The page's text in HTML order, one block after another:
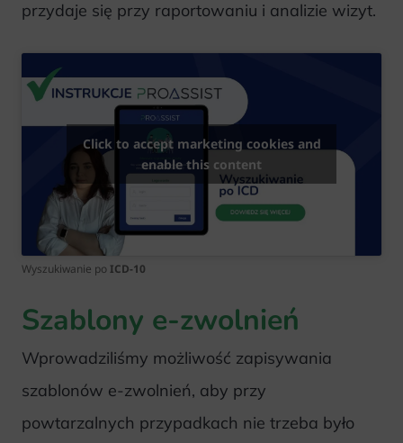
przydaje się przy raportowaniu i analizie wizyt.
Click to accept marketing cookies and
enable this content
Wyszukiwanie poICD-10
Szablony e-zwolnień
Wprowadziliśmy możliwość zapisywania
szablonów e-zwolnień, aby przy
powtarzalnych przypadkach nie trzeba było